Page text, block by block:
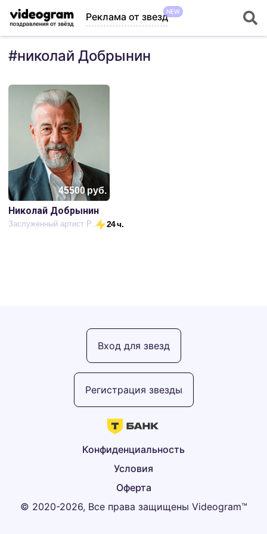
Реклама от звездNEW
#николай Добрынин
45500руб.
Николай Добрынин
Заслуженный артист России, актер театра и кино 24 ч.
© 2020-2026, Все права защищены Videogram™
Оферта
Условия
Конфиденциальность
Регистрация звезды
Вход для звезд